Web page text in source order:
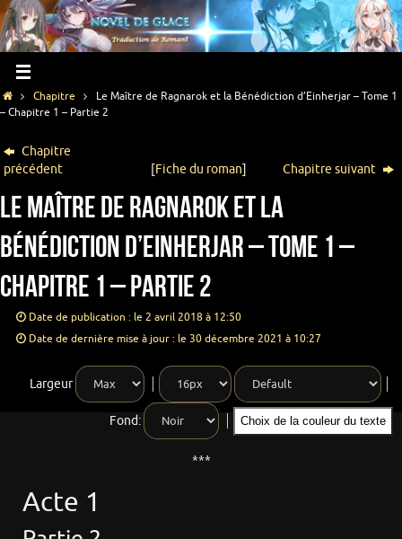
Chapitre
Le Maître de Ragnarok et la Bénédiction d’Einherjar – Tome 1
– Chapitre 1 – Partie 2
Chapitre
précédent
[Fiche du roman] Chapitre suivant
Le Maître de Ragnarok et la
Bénédiction d’Einherjar – Tome 1 –
Chapitre 1 – Partie 2
Date de publication : le 2 avril 2018 à 12:50
Date de dernière mise à jour : le 30 décembre 2021 à 10:27
Largeur
Fond: Choix de la couleur du texte
***
Acte 1